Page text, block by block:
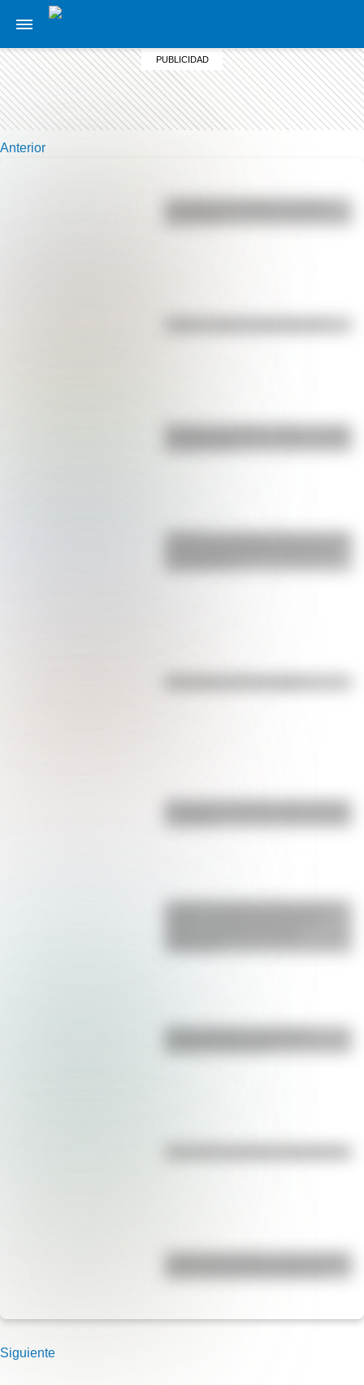
Anterior
Bandera de Bolivia: historia, origen
¿Sabías que Argentina tuvo la torre
Bandera de Ecuador para colorear
La gran hazaña del Cruce de los
Duda resuelta: ¿es el Truco
José de San Martín: conocé dónde
Siguiente